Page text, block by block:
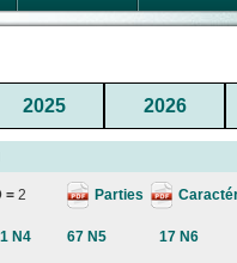
2025 2026
= 2 Parties
N4 67 N5 17 N6